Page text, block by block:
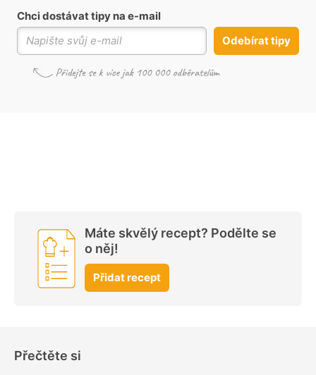
Chci dostávat tipy na e-mail
Odebírat tipy
Máte skvělý recept? Podělte se
o něj!
Přidat recept
Přečtěte si